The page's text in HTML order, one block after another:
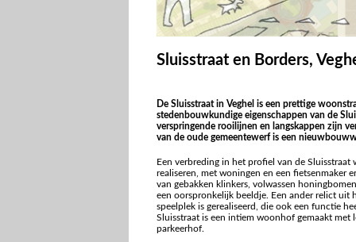
Sluisstraat en Borders,
De Sluisstraat in Veghel is een prettige
stedenbouwkundige eigenschappen van de
verspringende rooilijnen en langskappen zijn
van de oude gemeentewerf is een
Een verbreding in het profiel van de
realiseren, met woningen en een fietsenmaker
van gebakken klinkers, volwassen
een oorspronkelijk beeldje. Een ander relict uit
speelplek is gerealiseerd, die ook een functie
Sluisstraat is een intiem woonhof gemaakt
parkeerhof.